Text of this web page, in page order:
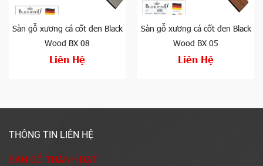
Sàn gỗ xương cá cốt đen Black
Wood BX 08
Liên Hệ
Sàn gỗ xương cá cốt đen Black
Wood BX 05
Liên Hệ
THÔNG TIN LIÊN HỆ
SÀN GỖ THÀNH ĐẠT